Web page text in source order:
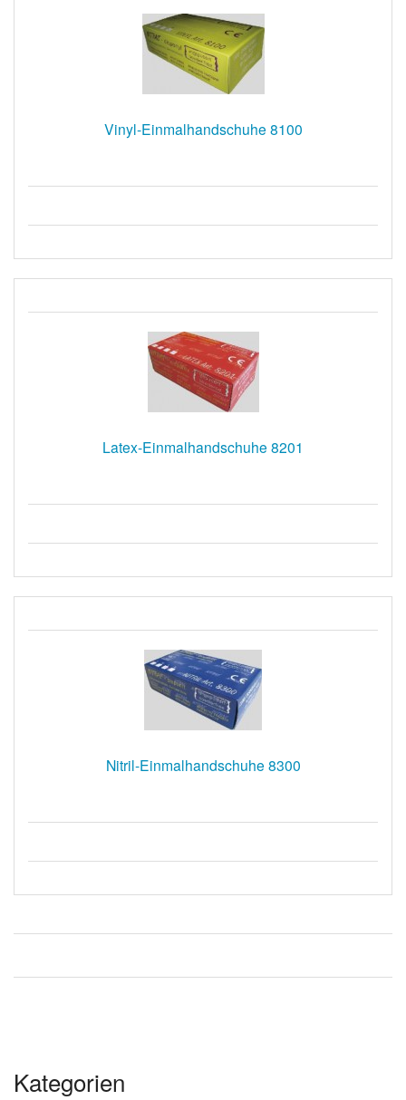
Vinyl-Einmalhandschuhe 8100
Latex-Einmalhandschuhe 8201
Nitril-Einmalhandschuhe 8300
Kategorien